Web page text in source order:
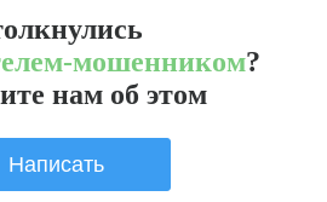
мошенником?
нам об этом
Написать